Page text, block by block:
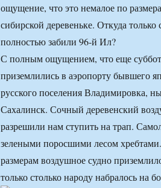
ощущение, что это немалое по
сибирской деревеньке. Откуда
полностью забили 96-й Ил?
С полным ощущением, что еще
приземлились в аэропорту бывшего
русского поселения Владимировка,
Сахалинск. Сочный деревенский
разрешили нам ступить на трап.
зелеными поросшими лесом
размерам воздушное судно
только столько народу набралось на